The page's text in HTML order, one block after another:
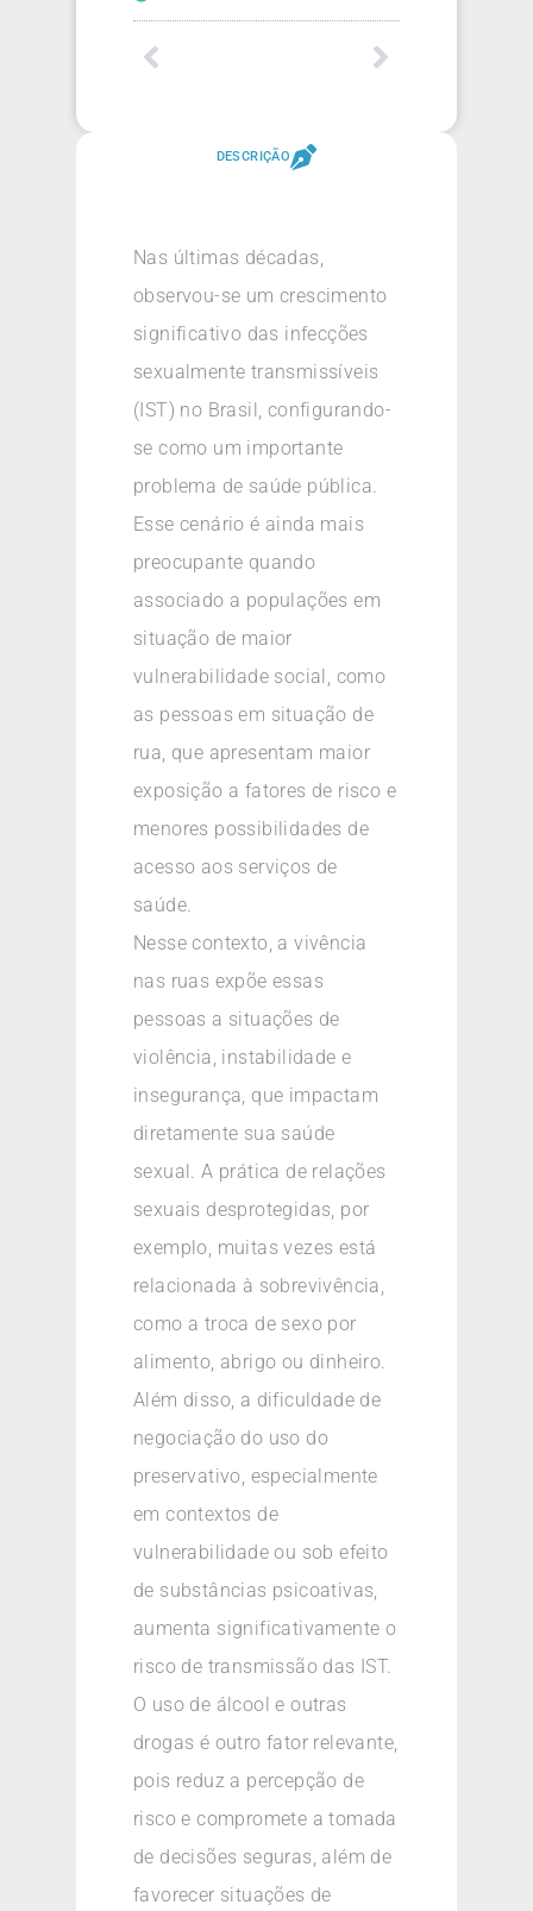
DESCRIÇÃO
Nas últimas décadas,
observou-se um crescimento
significativo das infecções
sexualmente transmissíveis
(IST) no Brasil, configurando-
se como um importante
problema de saúde pública.
Esse cenário é ainda mais
preocupante quando
associado a populações em
situação de maior
vulnerabilidade social, como
as pessoas em situação de
rua, que apresentam maior
exposição a fatores de risco e
menores possibilidades de
acesso aos serviços de
saúde.
Nesse contexto, a vivência
nas ruas expõe essas
pessoas a situações de
violência, instabilidade e
insegurança, que impactam
diretamente sua saúde
sexual. A prática de relações
sexuais desprotegidas, por
exemplo, muitas vezes está
relacionada à sobrevivência,
como a troca de sexo por
alimento, abrigo ou dinheiro.
Além disso, a dificuldade de
negociação do uso do
preservativo, especialmente
em contextos de
vulnerabilidade ou sob efeito
de substâncias psicoativas,
aumenta significativamente o
risco de transmissão das IST.
O uso de álcool e outras
drogas é outro fator relevante,
pois reduz a percepção de
risco e compromete a tomada
de decisões seguras, além de
favorecer situações de